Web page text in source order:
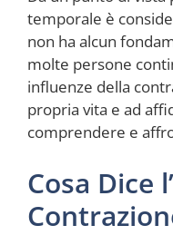
temporale è
non ha alcun
molte persone
influenze della
propria vita e ad
comprendere e
Cosa Dice